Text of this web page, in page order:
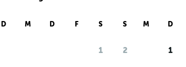
D M D F S S
1 2
M D
1